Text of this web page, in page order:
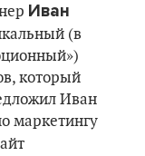
Иван
(в
который
Иван
маркетингу